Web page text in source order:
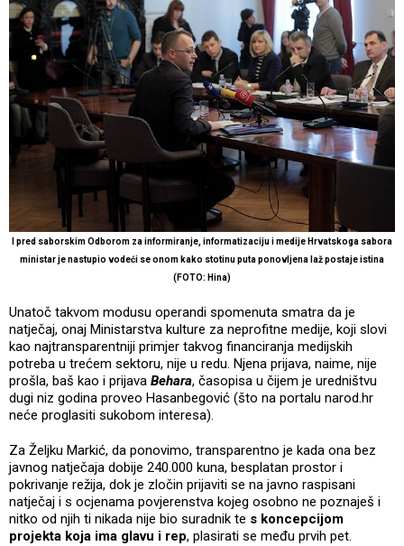
I pred saborskim Odborom za informiranje, informatizaciju i medije Hrvatskoga sabora
ministar je nastupio vodeći se onom kako stotinu puta ponovljena laž postaje istina
(FOTO: Hina)
Unatoč takvom modusu operandi spomenuta smatra da je
natječaj, onaj Ministarstva kulture za neprofitne medije, koji slovi
kao najtransparentniji primjer takvog financiranja medijskih
potreba u trećem sektoru, nije u redu. Njena prijava, naime, nije
prošla, baš kao i prijava Behara, časopisa u čijem je uredništvu
dugi niz godina proveo Hasanbegović (što na portalu narod.hr
neće proglasiti sukobom interesa).
Za Željku Markić, da ponovimo, transparentno je kada ona bez
javnog natječaja dobije 240.000 kuna, besplatan prostor i
pokrivanje režija, dok je zločin prijaviti se na javno raspisani
natječaj i s ocjenama povjerenstva kojeg osobno ne poznaješ i
nitko od njih ti nikada nije bio suradnik te s koncepcijom
projekta koja ima glavu i rep, plasirati se među prvih pet.